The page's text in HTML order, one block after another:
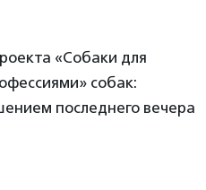
«Собаки для
собак:
последнего вечера